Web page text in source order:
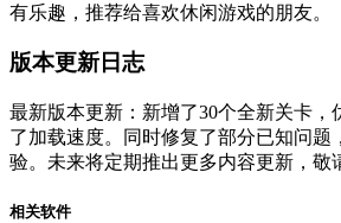
有乐趣，推荐给喜欢休闲游戏的朋友。
版本更新日志
最新版本更新：新增了30个全新关卡，
了加载速度。同时修复了部分已知问题
验。未来将定期推出更多内容更新，敬
相关软件